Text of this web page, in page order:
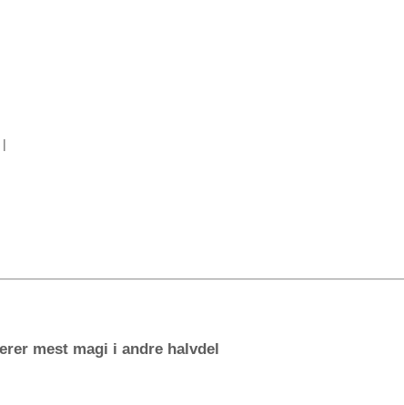
mest magi i andre halvdel